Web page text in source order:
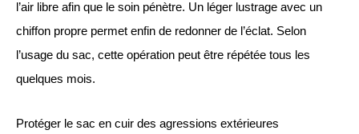
l’air libre afin que le soin pénètre. Un léger lustrage avec un
chiffon propre permet enfin de redonner de l’éclat. Selon
l’usage du sac, cette opération peut être répétée tous les
quelques mois.
Protéger le sac en cuir des agressions extérieures